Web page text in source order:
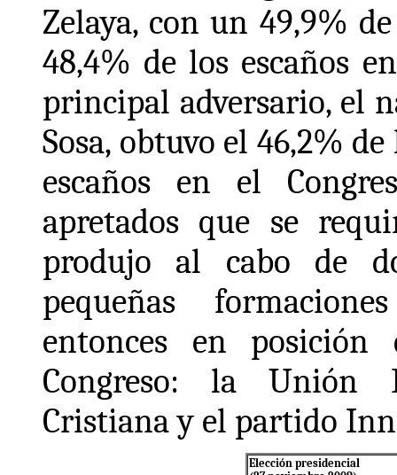
Zelaya, con un 49,9%
48,4% de los escaños
principal adversario, el
Sosa, obtuvo el 46,2%
escaños en el
apretados que se
produjo al cabo de
pequeñas
entonces en
Congreso: la Unión
Cristiana y el partido
Elección presidencial